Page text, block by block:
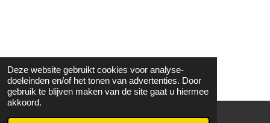
Deze website gebruikt cookies voor analyse-
doeleinden en/of het tonen van advertenties. Door
gebruik te blijven maken van de site gaat u hiermee
akkoord.